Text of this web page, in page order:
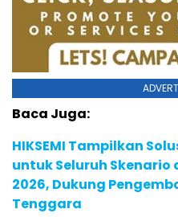
Baca Juga:
HIKSEMI Tampilkan
untuk Seluruh Skenario
2026, Dukung
Tenggara